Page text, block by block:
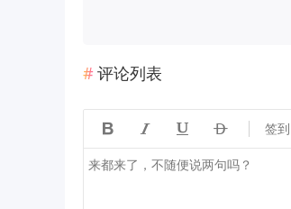
评论列表
    签到